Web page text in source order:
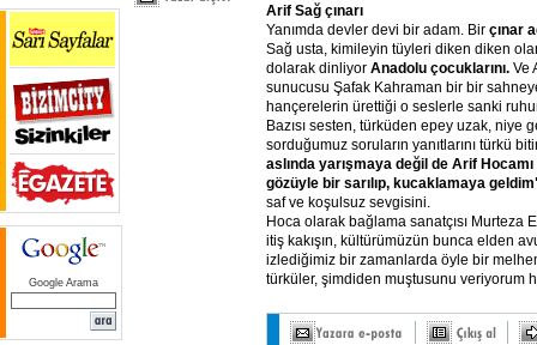
Google Arama
Arif Sağ çınarı
Yanımda devler devi bir adam. Bir çınar
Sağ usta, kimileyin tüyleri diken diken
dolarak dinliyor Anadolu çocuklarını. Ve
sunucusu Şafak Kahraman bir bir
hançerelerin ürettiği o seslerle sanki
Bazısı sesten, türküden epey uzak, niye
sorduğumuz soruların yanıtlarını türkü
aslında yarışmaya değil de Arif
gözüyle bir sarılıp, kucaklamaya
saf ve koşulsuz sevgisini.
Hoca olarak bağlama sanatçısı Murteza
itiş kakışın, kültürümüzün bunca elden
izlediğimiz bir zamanlarda öyle bir
türküler, şimdiden muştusunu veriyorum